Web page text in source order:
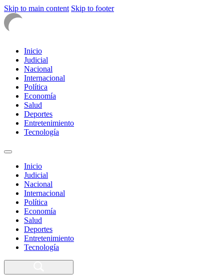
Skip to main content Skip to footer
Inicio
Judicial
Nacional
Internacional
Política
Economía
Salud
Deportes
Entretenimiento
Tecnología
Inicio
Judicial
Nacional
Internacional
Política
Economía
Salud
Deportes
Entretenimiento
Tecnología